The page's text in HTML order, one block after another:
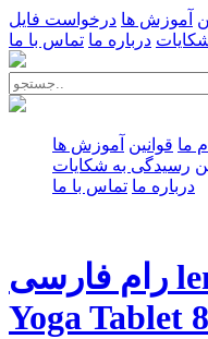
آموزش ها درخواست فایل
درباره ما تماس با ما
ما قوانین آموزش ها
رسیدگی به شکایات
درباره ما تماس با ما
رام فارسی lenovo B6000 3G
Yoga Tablet 8